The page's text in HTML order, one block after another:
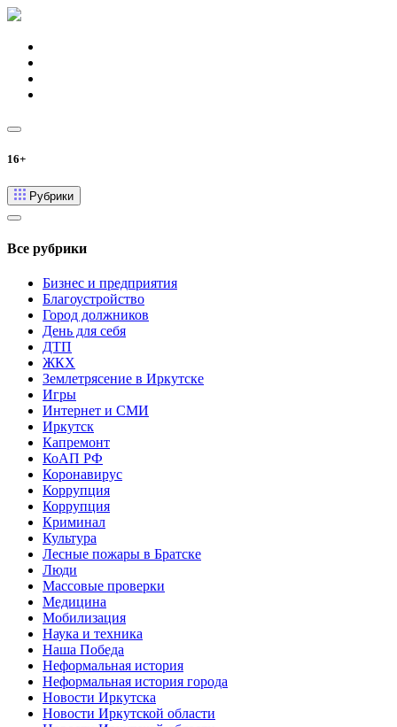
16+
Рубрики
Все рубрики
Бизнес и предприятия
Благоустройство
Город должников
День для себя
ДТП
ЖКХ
Землетрясение в Иркутске
Игры
Интернет и СМИ
Иркутск
Капремонт
КоАП РФ
Коронавирус
Коррупция
Коррупция
Криминал
Культура
Лесные пожары в Братске
Люди
Массовые проверки
Медицина
Мобилизация
Наука и техника
Наша Победа
Неформальная история
Неформальная история города
Новости Иркутска
Новости Иркутской области